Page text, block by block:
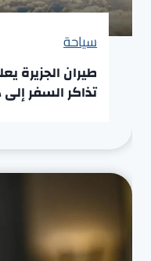
سياحة
تذاكر السفر إلى